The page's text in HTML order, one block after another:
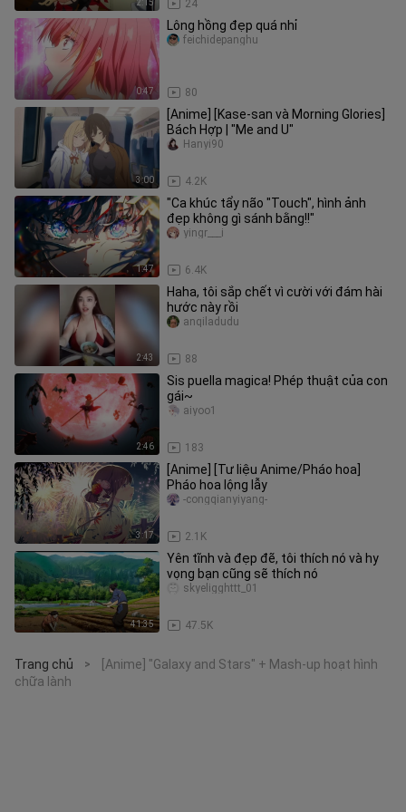
2:15 24
0:47
Lông hồng đẹp quá nhỉ
80
feichidepanghu
3:00
[Anime] [Kase-san và Morning Glories]
Bách Hợp | "Me and U"
4.2K
Hanyi90
1:47
"Ca khúc tẩy não "Touch", hình ảnh
đẹp không gì sánh bằng!!"
6.4K
yingr___i
2:43
Haha, tôi sắp chết vì cười với đám hài
hước này rồi
88
anqiladudu
2:46
Sis puella magica! Phép thuật của con
gái~
183
aiyoo1
3:17
[Anime] [Tư liệu Anime/Pháo hoa]
Pháo hoa lộng lẫy
2.1K
-congqianyiyang-
41:35
Yên tĩnh và đẹp đẽ, tôi thích nó và hy
vọng bạn cũng sẽ thích nó
47.5K
skyeligghttt_01
Trang chủ >
[Anime] "Galaxy and Stars" + Mash-up hoạt hình
chữa lành